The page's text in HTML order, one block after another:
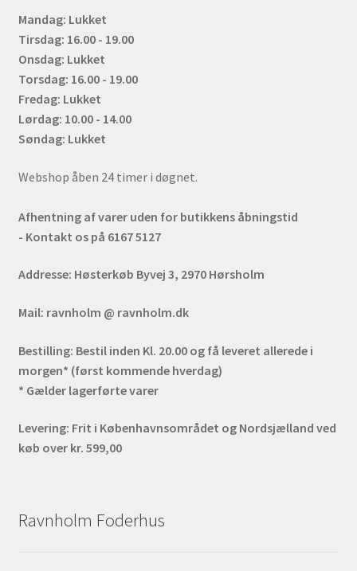
Mandag: Lukket
Tirsdag: 16.00 - 19.00
Onsdag: Lukket
Torsdag: 16.00 - 19.00
Fredag: Lukket
Lørdag: 10.00 - 14.00
Søndag: Lukket
Webshop åben 24 timer i døgnet.
Afhentning af varer uden for butikkens åbningstid
- Kontakt os på 6167 5127
Addresse: Høsterkøb Byvej 3, 2970 Hørsholm
Mail: ravnholm @ ravnholm.dk
Bestilling: Bestil inden Kl. 20.00 og få leveret allerede i
morgen* (først kommende hverdag)
* Gælder lagerførte varer
Levering: Frit i Københavnsområdet og Nordsjælland ved
køb over kr. 599,00
Ravnholm Foderhus